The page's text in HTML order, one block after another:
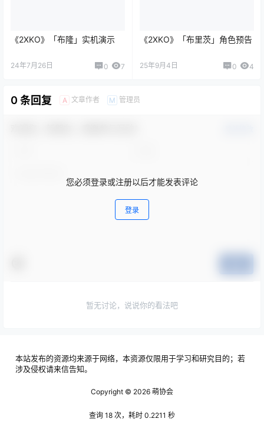
《2XKO》「布隆」实机演示
24年7月26日 0 7
《2XKO》「布里茨」角色预告
25年9月4日 0 4
0 条回复 A 文章作者 M 管理员
您必须登录或注册以后才能发表评论
登录
暂无讨论，说说你的看法吧
本站发布的资源均来源于网络，本资源仅限用于学习和研究目的；若
涉及侵权请来信告知。
Copyright © 2026 萌协会
查询 18 次，耗时 0.2211 秒